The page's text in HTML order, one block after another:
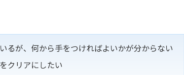
るが、何から手をつければよいかが分からない
クリアにしたい